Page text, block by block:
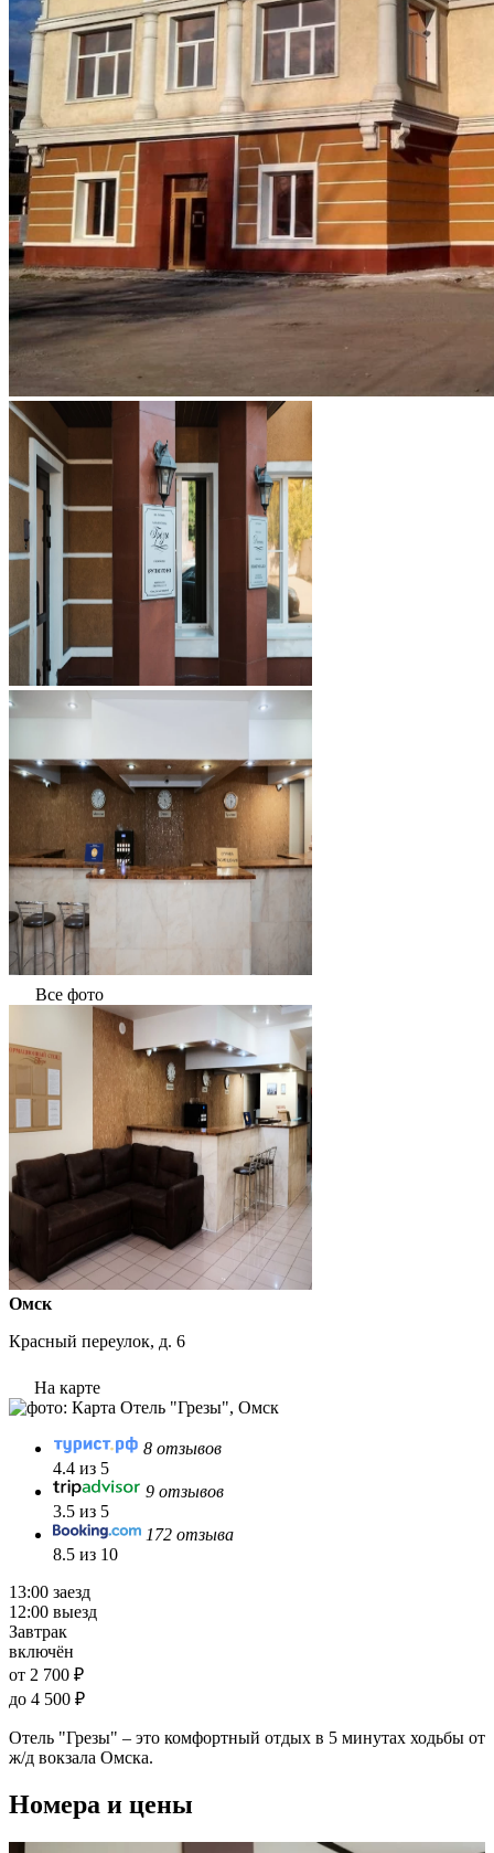
Все фото
Омск
Красный переулок, д. 6
На карте
8 отзывов
4.4 из 5
9 отзывов
3.5 из 5
172 отзыва
8.5 из 10
13:00 заезд
12:00 выезд
Завтрак
включён
от 2 700 ₽
до 4 500 ₽
Отель "Грезы" – это комфортный отдых в 5 минутах ходьбы от
ж/д вокзала Омска.
Номера и цены